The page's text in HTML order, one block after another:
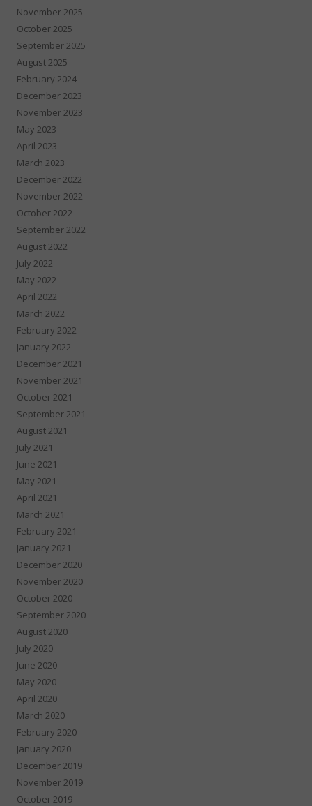
November 2025
October 2025
September 2025
August 2025
February 2024
December 2023
November 2023
May 2023
April 2023
March 2023
December 2022
November 2022
October 2022
September 2022
August 2022
July 2022
May 2022
April 2022
March 2022
February 2022
January 2022
December 2021
November 2021
October 2021
September 2021
August 2021
July 2021
June 2021
May 2021
April 2021
March 2021
February 2021
January 2021
December 2020
November 2020
October 2020
September 2020
August 2020
July 2020
June 2020
May 2020
April 2020
March 2020
February 2020
January 2020
December 2019
November 2019
October 2019